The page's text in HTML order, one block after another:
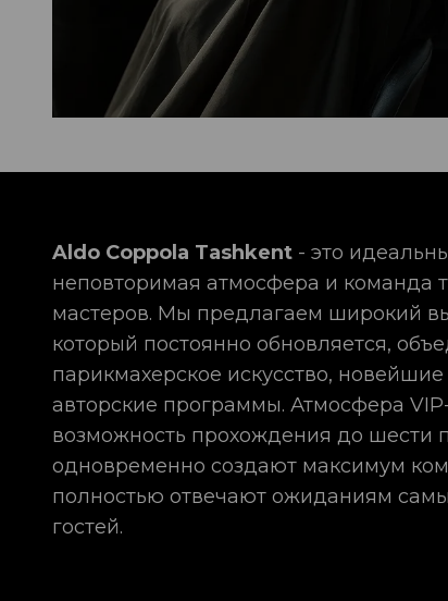
Aldo Coppola Tashkent - это
неповторимая атмосфера и команда
мастеров. Мы предлагаем широкий
который постоянно обновляется,
парикмахерское искусство, новейшие
авторские программы. Атмосфера
возможность прохождения до шести
одновременно создают максимум
полностью отвечают ожиданиям
гостей.